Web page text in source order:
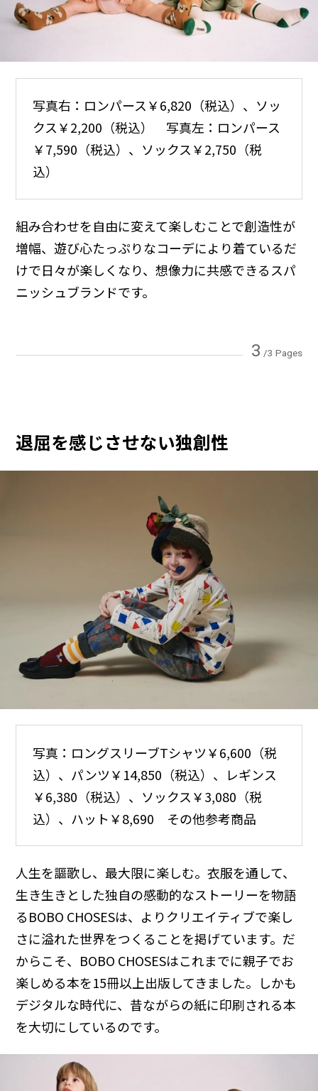
写真右：ロンパース￥6,820（税込）、ソッ
クス￥2,200（税込） 写真左：ロンパース
￥7,590（税込）、ソックス￥2,750（税
込）
組み合わせを自由に変えて楽しむことで創造性が
増幅、遊び心たっぷりなコーデにより着ているだ
けで日々が楽しくなり、想像力に共感できるスパ
ニッシュブランドです。
3 /3 Pages
退屈を感じさせない独創性
写真：ロングスリーブTシャツ￥6,600（税
込）、パンツ￥14,850（税込）、レギンス
￥6,380（税込）、ソックス￥3,080（税
込）、ハット￥8,690 その他参考商品
人生を謳歌し、最大限に楽しむ。衣服を通して、
生き生きとした独自の感動的なストーリーを物語
るBOBO CHOSESは、よりクリエイティブで楽し
さに溢れた世界をつくることを掲げています。だ
からこそ、BOBO CHOSESはこれまでに親子でお
楽しめる本を15冊以上出版してきました。しかも
デジタルな時代に、昔ながらの紙に印刷される本
を大切にしているのです。